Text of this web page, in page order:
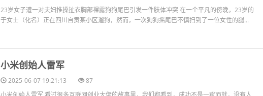
23岁女子遭一对夫妇推搡扯衣胸部裸露狗狗尾巴引发一件肢体冲突 在一个平凡的傍晚，23岁的
于女士（化名）正在四川自贡某小区遛狗，然而，一次狗狗摇尾巴不慎扫到了一位女性的腿...
​小米创始人雷军
2025-06-07 19:21:13
87